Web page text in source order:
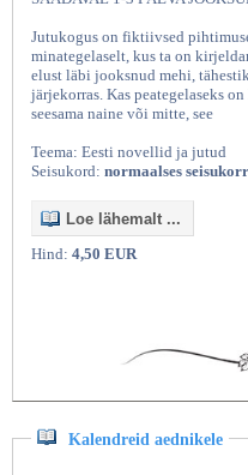
Jutukogus on fiktiivsed
minategelaselt, kus ta on
elust läbi jooksnud mehi,
järjekorras. Kas peategelaseks
seesama naine või mitte, see
Teema: Eesti novellid ja jutud
Seisukord: normaalses
Loe lähemalt ...
Hind: 4,50 EUR
Kalendreid aednikele